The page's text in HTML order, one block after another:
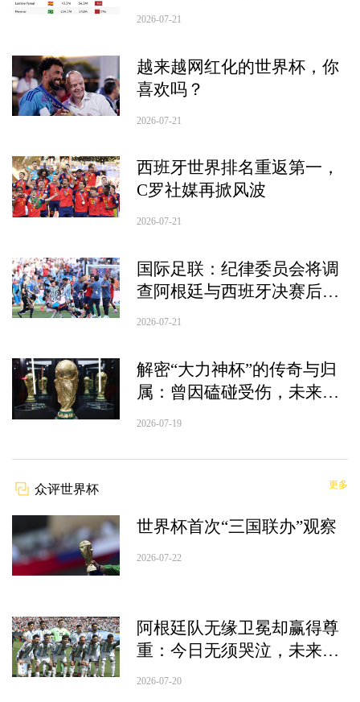
佛得角“门神”沃齐尼亚紧跟
2026-07-21
越来越网红化的世界杯，你
喜欢吗？
2026-07-21
西班牙世界排名重返第一，
C罗社媒再掀风波
2026-07-21
国际足联：纪律委员会将调
查阿根廷与西班牙决赛后大
规模冲突，以确认是否存在
2026-07-21
解密“大力神杯”的传奇与归
属：曾因磕碰受伤，未来仅
能再刻5支冠军名
2026-07-19
众评世界杯 更多
世界杯首次“三国联办”观察
2026-07-22
阿根廷队无缘卫冕却赢得尊
重：今日无须哭泣，未来仍
然明媚
2026-07-20